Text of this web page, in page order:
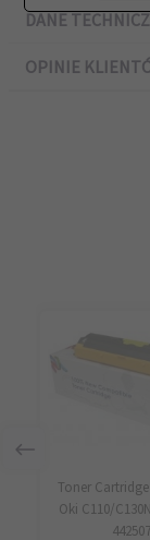
DANE
OPINIE
Toner
Oki C110/